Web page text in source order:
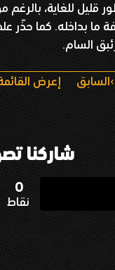
قليل للغاية، بالرغم
بداخله. كما حذّر
السام.
السابق إعرض
شاركنا
0
نقاط